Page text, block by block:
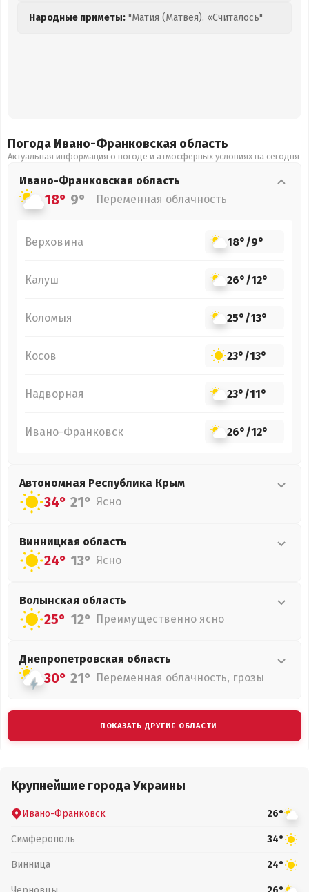
Народные приметы: "Матия (Матвея). «Считалось"
Погода Ивано-Франковская область
Актуальная информация о погоде и атмосферных условиях на сегодня
Ивано-Франковская область
18° 9° Переменная облачность
Верховина 18°/9°
Калуш 26°/12°
Коломыя 25°/13°
Косов 23°/13°
Надворная 23°/11°
Ивано-Франковск 26°/12°
Автономная Республика Крым
34° 21° Ясно
Винницкая область
24° 13° Ясно
Волынская область
25° 12° Преимущественно ясно
Днепропетровская область
30° 21° Переменная облачность, грозы
ПОКАЗАТЬ ДРУГИЕ ОБЛАСТИ
Крупнейшие города Украины
Ивано-Франковск 26°
Симферополь 34°
Винница 24°